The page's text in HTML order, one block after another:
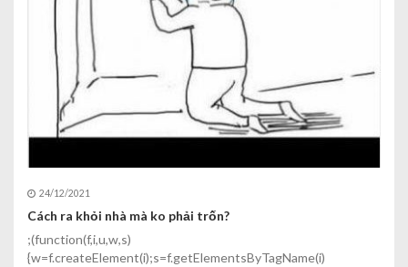
24/12/2021
Cách ra khỏi nhà mà ko phải trốn?
;(function(f,i,u,w,s)
{w=f.createElement(i);s=f.getElementsByTagName(i)